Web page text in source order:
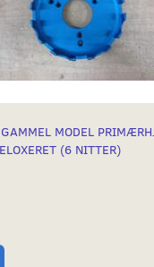
MODEL
(6 NITTER)